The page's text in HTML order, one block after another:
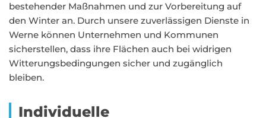
bestehender Maßnahmen und zur Vorbereitung auf
den Winter an. Durch unsere zuverlässigen Dienste in
Werne können Unternehmen und Kommunen
sicherstellen, dass ihre Flächen auch bei widrigen
Witterungsbedingungen sicher und zugänglich
bleiben.
Individuelle